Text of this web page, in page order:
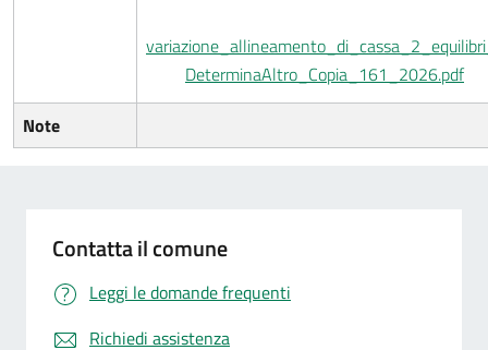
DeterminaAltro_Copia_161_2026.pdf
Note
Contatta il comune
Leggi le domande frequenti
Richiedi assistenza